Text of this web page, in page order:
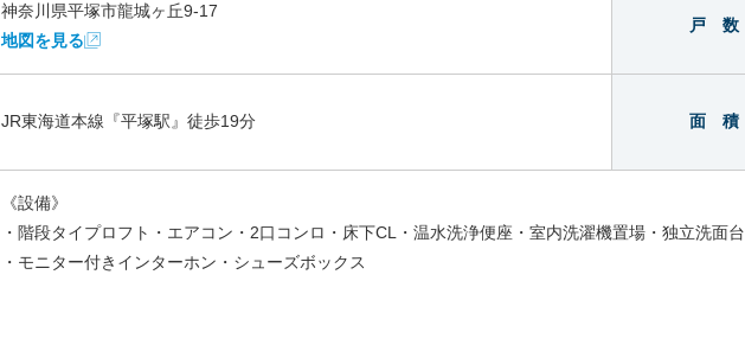
神奈川県平塚市龍城ヶ丘9-17
地図を見る
戸 数
JR東海道本線『平塚駅』徒歩19分 面 積
《設備》
・階段タイプロフト・エアコン・2口コンロ・床下CL・温水洗浄便座・室内洗濯機置場・独立洗面台
・モニター付きインターホン・シューズボックス